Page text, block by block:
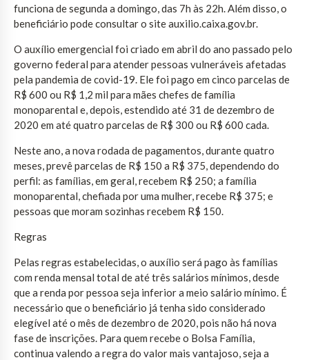
funciona de segunda a domingo, das 7h às 22h. Além disso, o
beneficiário pode consultar o site auxilio.caixa.gov.br.
O auxílio emergencial foi criado em abril do ano passado pelo
governo federal para atender pessoas vulneráveis afetadas
pela pandemia de covid-19. Ele foi pago em cinco parcelas de
R$ 600 ou R$ 1,2 mil para mães chefes de família
monoparental e, depois, estendido até 31 de dezembro de
2020 em até quatro parcelas de R$ 300 ou R$ 600 cada.
Neste ano, a nova rodada de pagamentos, durante quatro
meses, prevê parcelas de R$ 150 a R$ 375, dependendo do
perfil: as famílias, em geral, recebem R$ 250; a família
monoparental, chefiada por uma mulher, recebe R$ 375; e
pessoas que moram sozinhas recebem R$ 150.
Regras
Pelas regras estabelecidas, o auxílio será pago às famílias
com renda mensal total de até três salários mínimos, desde
que a renda por pessoa seja inferior a meio salário mínimo. É
necessário que o beneficiário já tenha sido considerado
elegível até o mês de dezembro de 2020, pois não há nova
fase de inscrições. Para quem recebe o Bolsa Família,
continua valendo a regra do valor mais vantajoso, seja a